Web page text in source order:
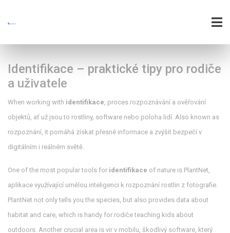
Identifikace – praktické tipy pro rodiče
a uživatele
When working with identifikace, proces rozpoznávání a ověřování
objektů, ať už jsou to rostliny, software nebo poloha lidí. Also known as
rozpoznání, it pomáhá získat přesné informace a zvýšit bezpečí v
digitálním i reálném světě.
One of the most popular tools for identifikace of nature is PlantNet,
aplikace využívající umělou inteligenci k rozpoznání rostlin z fotografie.
PlantNet not only tells you the species, but also provides data about
habitat and care, which is handy for rodiče teaching kids about
outdoors. Another crucial area is vir v mobilu, škodlivý software, který